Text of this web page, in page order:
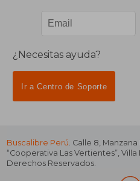
¿Necesitas ayuda?
Ir a Centro de Soporte
Buscalibre Perú. Calle 8, Manzana
“Cooperativa Las Vertientes”,
Derechos Reservados.